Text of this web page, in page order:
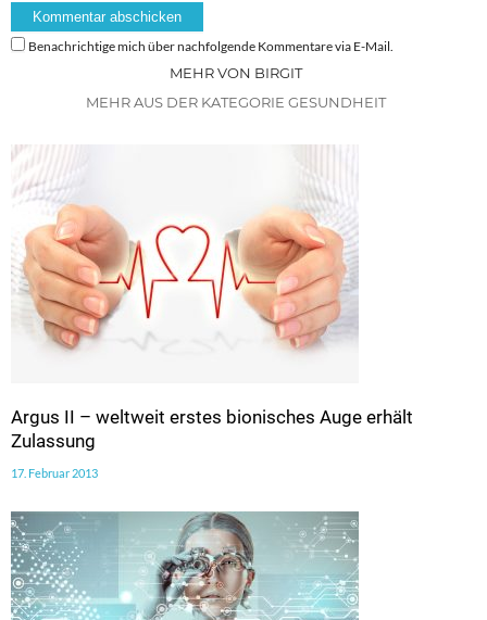
Benachrichtige mich über nachfolgende Kommentare via E-Mail.
MEHR VON BIRGIT
MEHR AUS DER KATEGORIE GESUNDHEIT
Argus II – weltweit erstes bionisches Auge erhält
Zulassung
17. Februar 2013